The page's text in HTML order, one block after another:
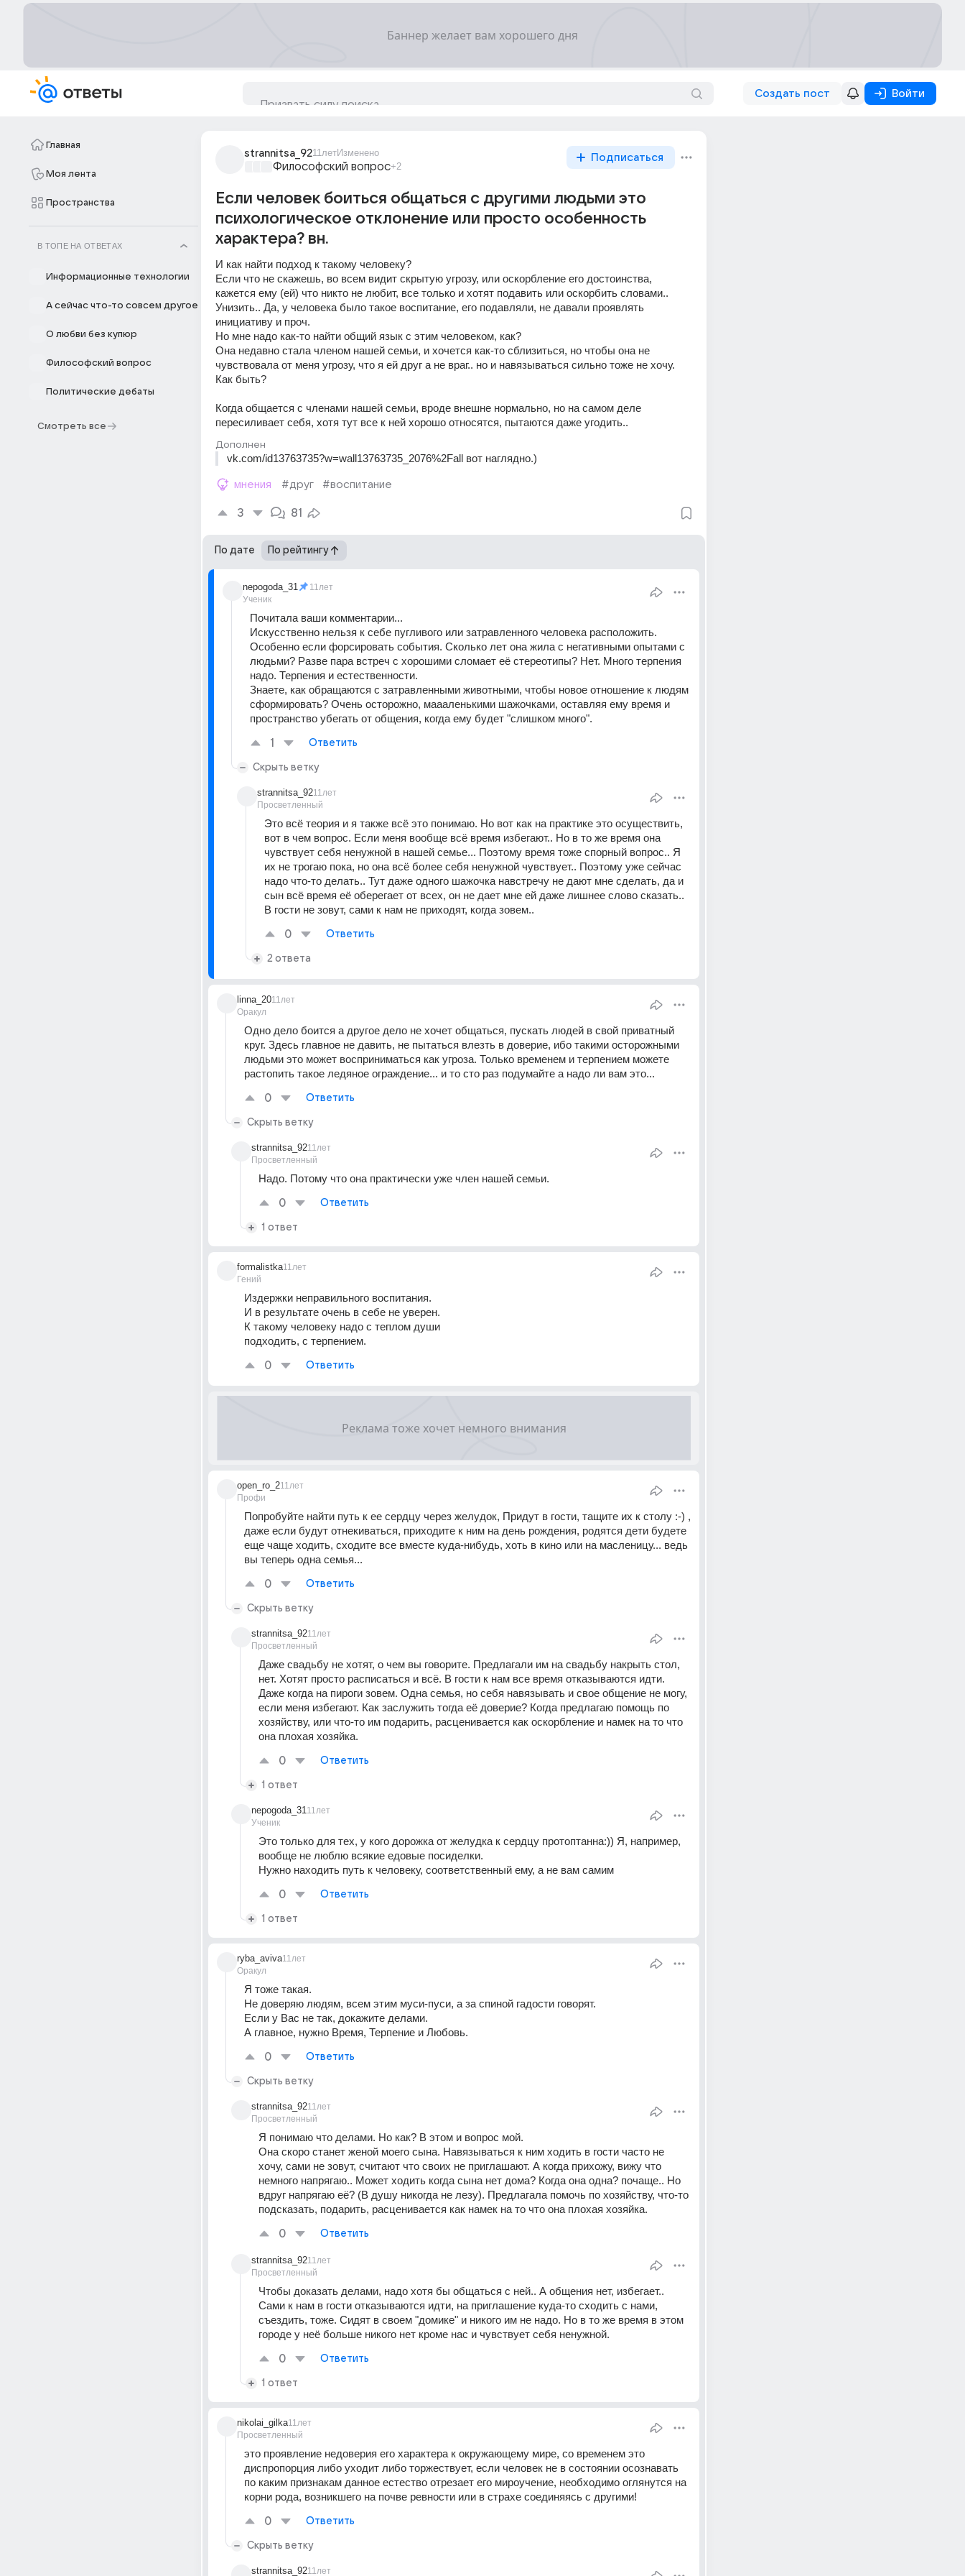
Создать пост Войти
Главная
Моя лента
Пространства
В ТОПЕ НА ОТВЕТАХ
Информационные технологии
А сейчас что-то совсем другое
О любви без купюр
Философский вопрос
Политические дебаты
Смотреть все
strannitsa_9211летИзменено
Философский вопрос+2
Подписаться
Если человек боиться общаться с другими людьми это
психологическое отклонение или просто особенность
характера? вн.
И как найти подход к такому человеку?
Если что не скажешь, во всем видит скрытую угрозу, или оскорбление его достоинства,
кажется ему (ей) что никто не любит, все только и хотят подавить или оскорбить словами..
Унизить.. Да, у человека было такое воспитание, его подавляли, не давали проявлять
инициативу и проч.
Но мне надо как-то найти общий язык с этим человеком, как?
Она недавно стала членом нашей семьи, и хочется как-то сблизиться, но чтобы она не
чувствовала от меня угрозу, что я ей друг а не враг.. но и навязываться сильно тоже не хочу.
Как быть?
Когда общается с членами нашей семьи, вроде внешне нормально, но на самом деле
пересиливает себя, хотя тут все к ней хорошо относятся, пытаются даже угодить..
Дополнен
vk.com/id13763735?w=wall13763735_2076%2Fall вот наглядно.)
мнения #друг #воспитание
3 81
По дате По рейтингу
nepogoda_31
Ученик
11лет
Почитала ваши комментарии...
Искусственно нельзя к себе пугливого или затравленного человека расположить.
Особенно если форсировать события. Сколько лет она жила с негативными опытами с
людьми? Разве пара встреч с хорошими сломает её стереотипы? Нет. Много терпения
надо. Терпения и естественности.
Знаете, как обращаются с затравленными животными, чтобы новое отношение к людям
сформировать? Очень осторожно, маааленькими шажочками, оставляя ему время и
пространство убегать от общения, когда ему будет "слишком много".
1 Ответить
Скрыть ветку
strannitsa_92
Просветленный
11лет
Это всё теория и я также всё это понимаю. Но вот как на практике это осуществить,
вот в чем вопрос. Если меня вообще всё время избегают.. Но в то же время она
чувствует себя ненужной в нашей семье... Поэтому время тоже спорный вопрос.. Я
их не трогаю пока, но она всё более себя ненужной чувствует.. Поэтому уже сейчас
надо что-то делать.. Тут даже одного шажочка навстречу не дают мне сделать, да и
сын всё время её оберегает от всех, он не дает мне ей даже лишнее слово сказать..
В гости не зовут, сами к нам не приходят, когда зовем..
0 Ответить
2 ответа
linna_20
Оракул
11лет
Одно дело боится а другое дело не хочет общаться, пускать людей в свой приватный
круг. Здесь главное не давить, не пытаться влезть в доверие, ибо такими осторожными
людьми это может восприниматься как угроза. Только временем и терпением можете
растопить такое ледяное ограждение... и то сто раз подумайте а надо ли вам это...
0 Ответить
Скрыть ветку
strannitsa_92
Просветленный
11лет
Надо. Потому что она практически уже член нашей семьи.
0 Ответить
1 ответ
formalistka
Гений
11лет
Издержки неправильного воспитания.
И в результате очень в себе не уверен.
К такому человеку надо с теплом души
подходить, с терпением.
0 Ответить
open_ro_2
Профи
11лет
Попробуйте найти путь к ее сердцу через желудок, Придут в гости, тащите их к столу :-) ,
даже если будут отнекиваться, приходите к ним на день рождения, родятся дети будете
еще чаще ходить, сходите все вместе куда-нибудь, хоть в кино или на масленицу... ведь
вы теперь одна семья...
0 Ответить
Скрыть ветку
strannitsa_92
Просветленный
11лет
Даже свадьбу не хотят, о чем вы говорите. Предлагали им на свадьбу накрыть стол,
нет. Хотят просто расписаться и всё. В гости к нам все время отказываются идти.
Даже когда на пироги зовем. Одна семья, но себя навязывать и свое общение не могу,
если меня избегают. Как заслужить тогда её доверие? Когда предлагаю помощь по
хозяйству, или что-то им подарить, расценивается как оскорбление и намек на то что
она плохая хозяйка.
0 Ответить
1 ответ
nepogoda_31
Ученик
11лет
Это только для тех, у кого дорожка от желудка к сердцу протоптанна:)) Я, например,
вообще не люблю всякие едовые посиделки.
Нужно находить путь к человеку, соответственный ему, а не вам самим
0 Ответить
1 ответ
ryba_aviva
Оракул
11лет
Я тоже такая.
Не доверяю людям, всем этим муси-пуси, а за спиной гадости говорят.
Если у Вас не так, докажите делами.
А главное, нужно Время, Терпение и Любовь.
0 Ответить
Скрыть ветку
strannitsa_92
Просветленный
11лет
Я понимаю что делами. Но как? В этом и вопрос мой.
Она скоро станет женой моего сына. Навязываться к ним ходить в гости часто не
хочу, сами не зовут, считают что своих не приглашают. А когда прихожу, вижу что
немного напрягаю.. Может ходить когда сына нет дома? Когда она одна? почаще.. Но
вдруг напрягаю её? (В душу никогда не лезу). Предлагала помочь по хозяйству, что-то
подсказать, подарить, расценивается как намек на то что она плохая хозяйка.
0 Ответить
strannitsa_92
Просветленный
11лет
Чтобы доказать делами, надо хотя бы общаться с ней.. А общения нет, избегает..
Сами к нам в гости отказываются идти, на приглашение куда-то сходить с нами,
съездить, тоже. Сидят в своем "домике" и никого им не надо. Но в то же время в этом
городе у неё больше никого нет кроме нас и чувствует себя ненужной.
0 Ответить
1 ответ
nikolai_gilka
Просветленный
11лет
это проявление недоверия его характера к окружающему мире, со временем это
диспропорция либо уходит либо торжествует, если человек не в состоянии осознавать
по каким признакам данное естество отрезает его мироучение, необходимо оглянутся на
корни рода, возникшего на почве ревности или в страхе соединяясь с другими!
0 Ответить
Скрыть ветку
strannitsa_9211лет